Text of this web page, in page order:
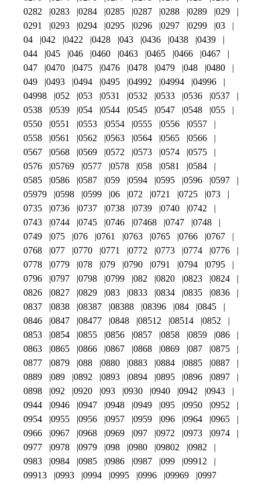
0282
0283 0284 0285 0287 0288 0289
029
0291
0293 0294 0295 0296 0297 0299
03
04
042 0422 0428 043 0436 0438
0439
044
045 046 0460 0463 0465 0466
0467
047
0470 0475 0476 0478 0479 048
0480
049
0493 0494 0495 04992 04994
04996
04998
052 053 0531 0532 0533 0536
0537
0538
0539 054 0544 0545 0547 0548
055
0550
0551 0553 0554 0555 0556
0557
0558
0561 0562 0563 0564 0565
0566
0567
0568 0569 0572 0573 0574
0575
0576
05769 0577 0578 058 0581
0584
0585
0586 0587 059 0594 0595 0596
0597
05979
0598 0599 06 072 0721 0725
073
0735
0736 0737 0738 0739 0740
0742
0743
0744 0745 0746 07468 0747
0748
0749
075 076 0761 0763 0765 0766
0767
0768
077 0770 0771 0772 0773 0774
0776
0778
0779 078 079 0790 0791 0794
0795
0796
0797 0798 0799 082 0820 0823
0824
0826
0827 0829 083 0833 0834 0835
0836
0837
0838 08387 08388 08396 084
0845
0846
0847 08477 0848 08512 08514
0852
0853
0854 0855 0856 0857 0858 0859
086
0863
0865 0866 0867 0868 0869 087
0875
0877
0879 088 0880 0883 0884 0885
0887
0889
089 0892 0893 0894 0895 0896
0897
0898
092 0920 093 0930 0940 0942
0943
0944
0946 0947 0948 0949 095 0950
0952
0954
0955 0956 0957 0959 096 0964
0965
0966
0967 0968 0969 097 0972 0973
0974
0977
0978 0979 098 0980 09802
0982
0983
0984 0985 0986 0987 099
09912
09913
0993 0994 0995 0996 09969 0997